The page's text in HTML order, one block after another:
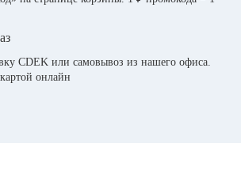
CDEK или самовывоз из нашего офиса.
онлайн